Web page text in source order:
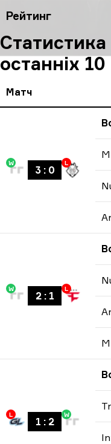
Рейтинг
останніх
Матч
W
3: 0
L
W
2: 1
L
L
1 : 2
W